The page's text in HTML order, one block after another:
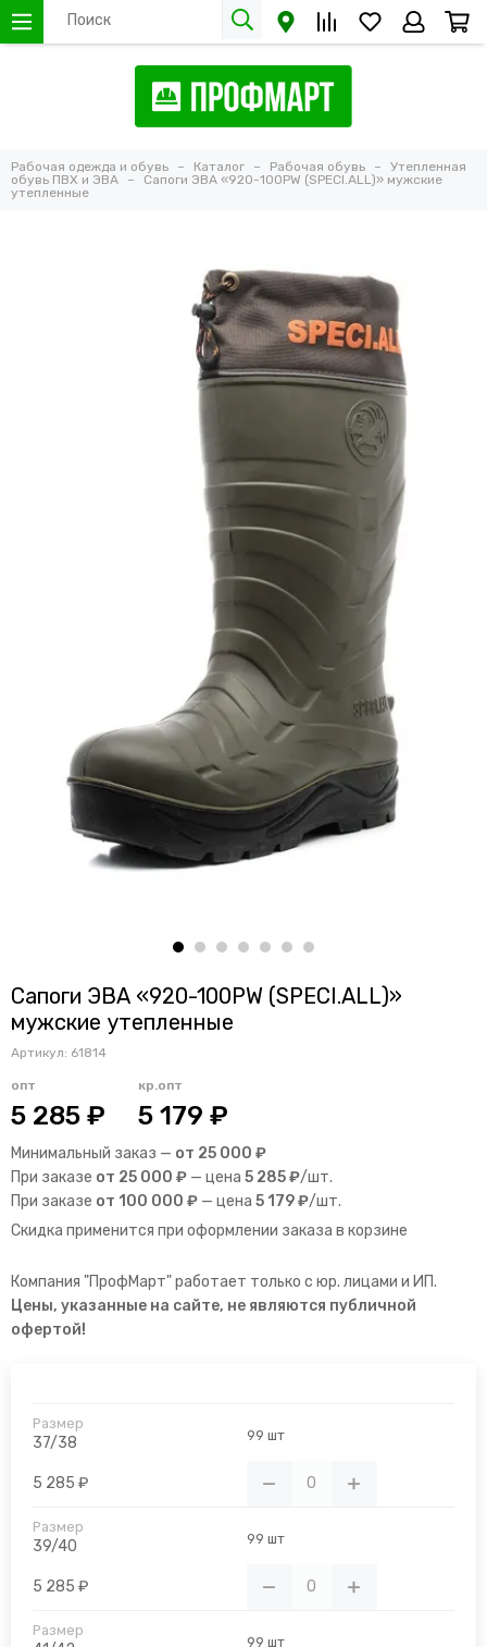
Рабочая одежда и обувь Каталог Рабочая обувь
Утепленная
обувь ПВХ и ЭВА
Сапоги ЭВА «920-100PW (SPECI.ALL)» мужские
утепленные
Сапоги ЭВА «920-100PW (SPECI.ALL)»
мужские утепленные
Артикул: 61814
опт
5 285 ₽
кр.опт
5 179 ₽
Минимальный заказ — от 25 000 ₽
При заказе от 25 000 ₽ — цена 5 285 ₽/шт.
При заказе от 100 000 ₽ — цена 5 179 ₽/шт.
Скидка применится при оформлении заказа в корзине
Компания "ПрофМарт" работает только с юр. лицами и ИП.
Цены, указанные на сайте, не являются публичной
офертой!
37/38 99 шт
5 285 ₽
39/40 99 шт
5 285 ₽
99 шт